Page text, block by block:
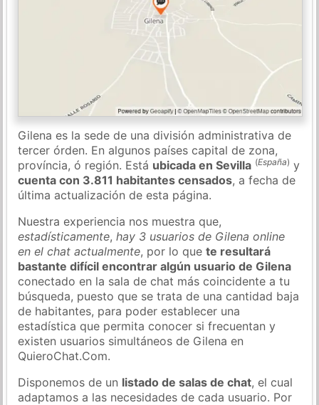
Gilena es la sede de una división administrativa de
tercer órden. En algunos países capital de zona,
província, ó región. Está ubicada en Sevilla (España) y
cuenta con 3.811 habitantes censados, a fecha de
última actualización de esta página.
Nuestra experiencia nos muestra que,
estadísticamente,hay 3 usuarios de Gilena online
en el chat actualmente, por lo quete resultará
bastante difícil encontrar algún usuario de Gilena
conectado en la sala de chat más coincidente a tu
búsqueda, puesto que se trata de una cantidad baja
de habitantes, para poder establecer una
estadística que permita conocer si frecuentan y
existen usuarios simultáneos de Gilena en
QuieroChat.Com.
Disponemos de un listado de salas de chat, el cual
adaptamos a las necesidades de cada usuario. Por